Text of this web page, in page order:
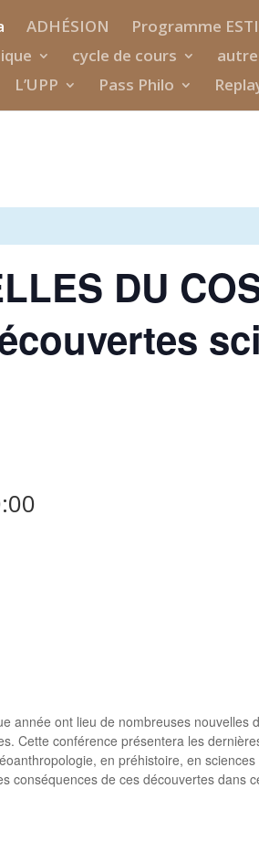
ADHÉSION Programme
cycle de cours
L’UPP Pass Philo
DU
année ont lieu de nombreuses nouvelles
Cette conférence présentera les
en préhistoire, en
conséquences de ces découvertes dans